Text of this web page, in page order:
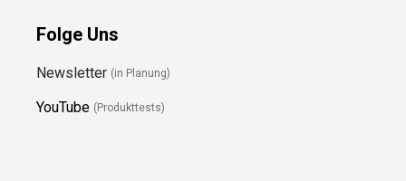
Folge Uns
Newsletter (in Planung)
YouTube (Produkttests)